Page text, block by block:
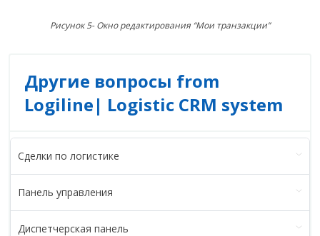
Рисунок 5- Окно редактирования “Мои транзакции”
Другие вопросы from
Logiline| Logistic CRM system
Сделки по логистике
Панель управления
Диспетчерская панель